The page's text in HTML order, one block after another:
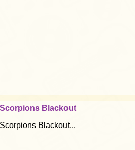
Scorpions Blackout
Scorpions Blackout...